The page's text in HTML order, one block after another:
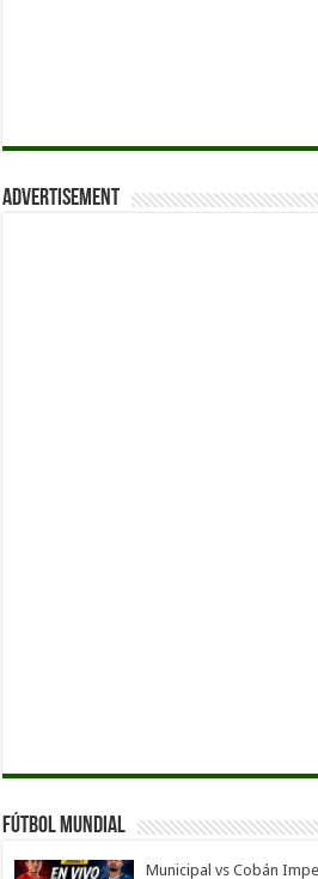
Advertisement
Fútbol Mundial
Municipal vs Cobán